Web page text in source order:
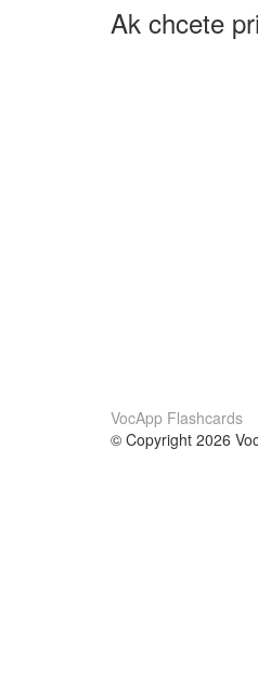
Ak chcete
VocApp Flashcards
© Copyright 2026